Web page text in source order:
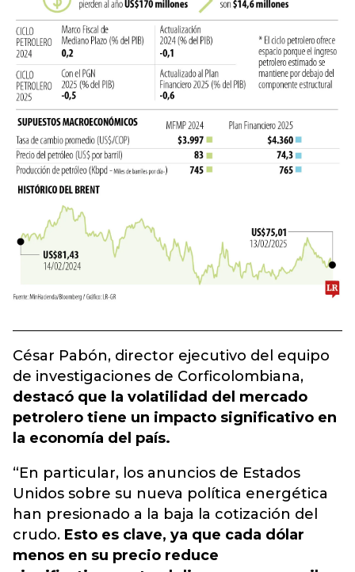
César Pabón, director ejecutivo del equipo
de investigaciones de Corficolombiana,
destacó que la volatilidad del mercado
petrolero tiene un impacto significativo en
la economía del país.
“En particular, los anuncios de Estados
Unidos sobre su nueva política energética
han presionado a la baja la cotización del
crudo. Esto es clave, ya que cada dólar
menos en su precio reduce